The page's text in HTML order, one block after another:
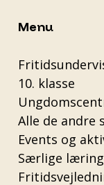
Menu
10. klasse
Alle de andre
Events og
Særlige